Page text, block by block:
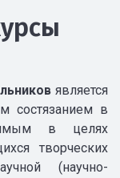
является
состязанием в
в целях
творческих
(научно-